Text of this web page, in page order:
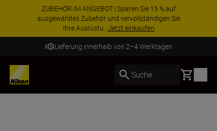
ZUBEHÖR IM ANGEBOT | Sparen Sie 15 % auf
ausgewähltes Zubehör und vervollständigen Sie
Ihre Ausrüstu...Jetzt einkaufen
Lieferung innerhalb von 2–4 Werktagen
Suche Basket